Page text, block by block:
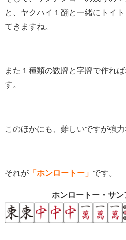
と、ヤクハイ１翻と一緒にトイ
てきますね。
また１種類の数牌と字牌で作れ
す。
このほかにも、難しいですが強力
それが 「ホンロートー」 です。
ホンロートー・サン